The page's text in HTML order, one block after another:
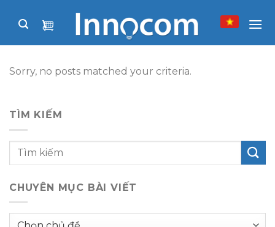
Sorry, no posts matched your criteria.
TÌM KIẾM
CHUYÊN MỤC BÀI VIẾT
Chuyên